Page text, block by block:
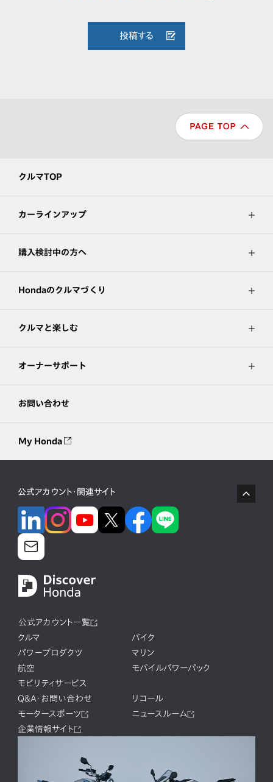
投稿する
クルマTOP
カーラインアップ
購入検討中の方へ
Hondaのクルマづくり
クルマと楽しむ
オーナーサポート
お問い合わせ
My Honda
公式アカウント・関連サイト
公式アカウント一覧
クルマ
バイク
パワープロダクツ
マリン
航空
モバイルパワーパック
モビリティサービス
Q&A・お問い合わせ
リコール
モータースポーツ
ニュースルーム
企業情報サイト